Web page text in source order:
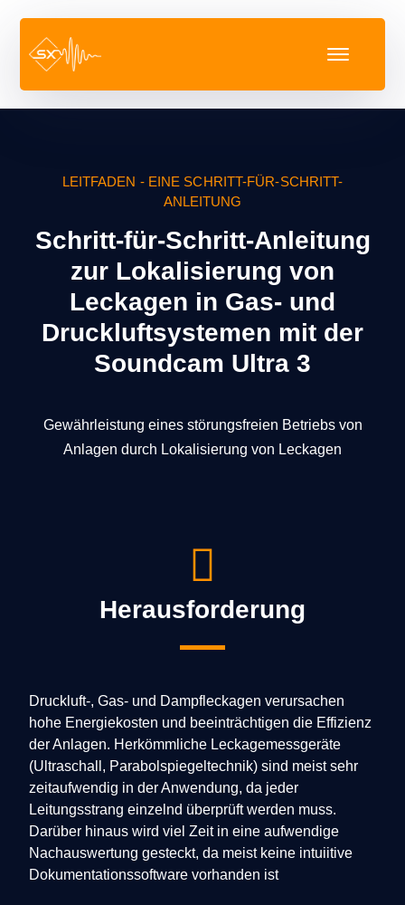
LEITFADEN - EINE SCHRITT-FÜR-SCHRITT-
ANLEITUNG
Schritt-für-Schritt-Anleitung
zur Lokalisierung von
Leckagen in Gas- und
Druckluftsystemen mit der
Soundcam Ultra 3
Gewährleistung eines störungsfreien Betriebs von
Anlagen durch Lokalisierung von Leckagen
Herausforderung
Druckluft-, Gas- und Dampfleckagen verursachen
hohe Energiekosten und beeinträchtigen die Effizienz
der Anlagen. Herkömmliche Leckagemessgeräte
(Ultraschall, Parabolspiegeltechnik) sind meist sehr
zeitaufwendig in der Anwendung, da jeder
Leitungsstrang einzelnd überprüft werden muss.
Darüber hinaus wird viel Zeit in eine aufwendige
Nachauswertung gesteckt, da meist keine intuiitive
Dokumentationssoftware vorhanden ist